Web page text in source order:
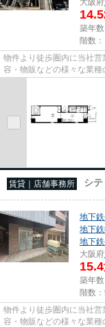
築年
階数
物件より徒歩圏内に当社
容・物販などの様々な業種
尚、弊社ではおとり広告は
賃貸｜店舗事務所 シ
地下
地下
地下
大阪府
15.4
築年
階数
物件より徒歩圏内に当社
容・物販などの様々な業種